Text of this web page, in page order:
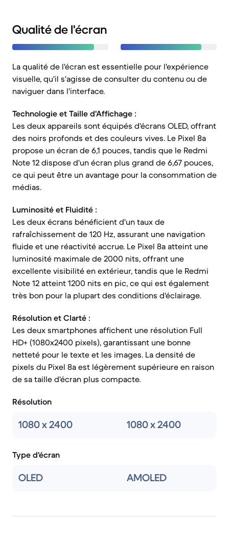
Qualité de l'écran
La qualité de l'écran est essentielle pour l'expérience
visuelle, qu'il s'agisse de consulter du contenu ou de
naviguer dans l'interface.
Technologie et Taille d'Affichage :
Les deux appareils sont équipés d'écrans OLED, offrant
des noirs profonds et des couleurs vives. Le Pixel 8a
propose un écran de 6,1 pouces, tandis que le Redmi
Note 12 dispose d'un écran plus grand de 6,67 pouces,
ce qui peut être un avantage pour la consommation de
médias.
Luminosité et Fluidité :
Les deux écrans bénéficient d'un taux de
rafraîchissement de 120 Hz, assurant une navigation
fluide et une réactivité accrue. Le Pixel 8a atteint une
luminosité maximale de 2000 nits, offrant une
excellente visibilité en extérieur, tandis que le Redmi
Note 12 atteint 1200 nits en pic, ce qui est également
très bon pour la plupart des conditions d'éclairage.
Résolution et Clarté :
Les deux smartphones affichent une résolution Full
HD+ (1080x2400 pixels), garantissant une bonne
netteté pour le texte et les images. La densité de
pixels du Pixel 8a est légèrement supérieure en raison
de sa taille d'écran plus compacte.
Résolution
1080 x 2400 1080 x 2400
Type d'écran
OLED AMOLED